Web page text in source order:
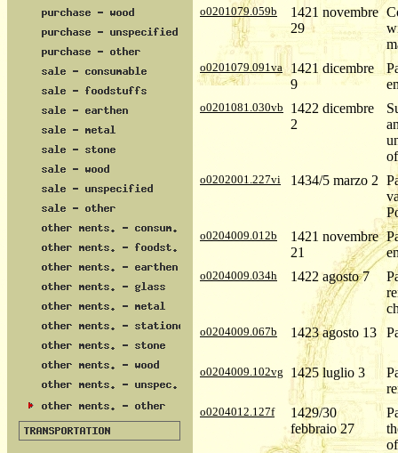
o0201079.059b
1421 novembre
29
o0201079.091va 1421 dicembre
9
o0201081.030vb
1422 dicembre
2
o0202001.227vi 1434/5 marzo 2
o0204009.012b
1421 novembre
21
o0204009.034h 1422 agosto 7
o0204009.067b 1423 agosto 13
o0204009.102vg 1425 luglio 3
o0204012.127f
1429/30
febbraio 27